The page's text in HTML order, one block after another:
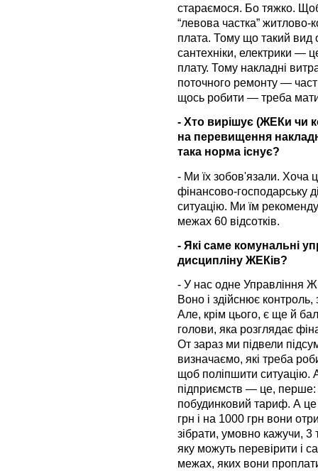
стараємося. Бо тяжко.
“левова частка”
плата. Тому що такий вид
сантехніки, електрики —
плату. Тому накладні
поточного ремонту —
щось робити — треба
- Хто вирішує (ЖЕКи чи
на перевищення
така норма існує?
- Ми їх зобов'язали. Хоча
фінансово-господарську
ситуацію. Ми їм
межах 60 відсотків.
- Які саме комунальні
дисципліну ЖЕКів?
- У нас одне Управління
Воно і здійснює
Але, крім цього, є ще й
голови, яка розглядає
От зараз ми підвели
визначаємо, які треба
щоб поліпшити ситуацію.
підприємств — це,
побудинковий тариф. А
грн і на 1000 грн вони
зібрати, умовно кажучи, 3
яку можуть перевірити і
межах, яких вони